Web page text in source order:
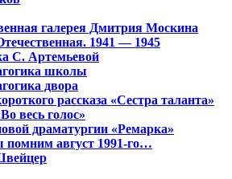
галерея Дмитрия Москина
1941 — 1945
С. Артемьевой
школы
двора
рассказа «Сестра таланта»
весь голос»
драматургии «Ремарка»
август 1991-го…